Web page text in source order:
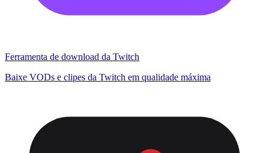
Ferramenta de download da Twitch
Baixe VODs e clipes da Twitch em qualidade máxima